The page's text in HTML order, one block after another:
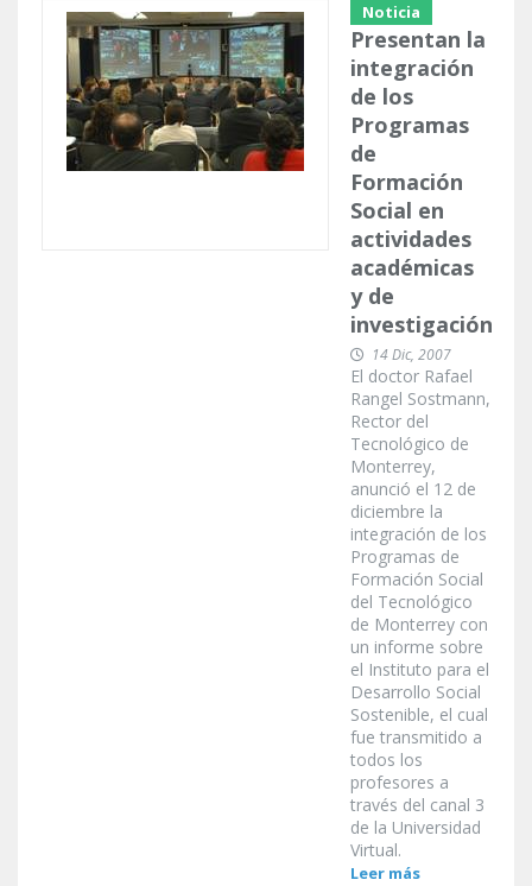
Noticia
Presentan la
integración
de los
Programas
de
Formación
Social en
actividades
académicas
y de
investigación
14 Dic, 2007
El doctor Rafael
Rangel Sostmann,
Rector del
Tecnológico de
Monterrey,
anunció el 12 de
diciembre la
integración de los
Programas de
Formación Social
del Tecnológico
de Monterrey con
un informe sobre
el Instituto para el
Desarrollo Social
Sostenible, el cual
fue transmitido a
todos los
profesores a
través del canal 3
de la Universidad
Virtual.
Leer más